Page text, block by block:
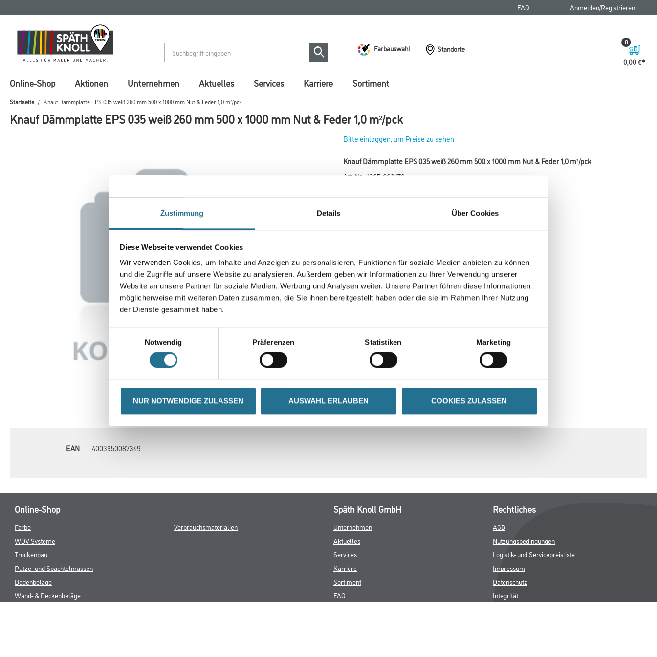
Zustimmung Details Über Cookies
Diese Webseite verwendet Cookies
Wir verwenden Cookies, um Inhalte und Anzeigen zu personalisieren, Funktionen für soziale Medien anbieten zu können
und die Zugriffe auf unsere Website zu analysieren. Außerdem geben wir Informationen zu Ihrer Verwendung unserer
Website an unsere Partner für soziale Medien, Werbung und Analysen weiter. Unsere Partner führen diese Informationen
möglicherweise mit weiteren Daten zusammen, die Sie ihnen bereitgestellt haben oder die sie im Rahmen Ihrer Nutzung
der Dienste gesammelt haben.
Notwendig
Präferenzen Statistiken Marketing
NUR NOTWENDIGE ZULASSEN AUSWAHL ERLAUBEN COOKIES ZULASSEN
springen
springen
FAQ Anmelden/Registrieren
Farbauswahl
Standorte
0,00 €
0
Online-Shop Aktionen Unternehmen Aktuelles Services Karriere Sortiment
Startseite Knauf Dämmplatte EPS 035 weiß 260 mm 500 x 1000 mm Nut & Feder 1,0 m²/pck
Knauf Dämmplatte EPS 035 weiß 260 mm 500 x 1000 mm Nut & Feder 1,0 m²/pck
Bitte einloggen, um Preise zu sehen
Knauf Dämmplatte EPS 035 weiß 260 mm 500 x 1000 mm Nut & Feder 1,0 m²/pck
Art-Nr.: 1065-003179
CURRENT
TAB:
ZUSATZINFOS GEFAHRENHINWEISE
EAN 4003950087349
Online-Shop
Farbe
WDV-Systeme
Trockenbau
Putze- und Spachtelmassen
Bodenbeläge
Wand- & Deckenbeläge
Verbrauchsmaterialien
Späth Knoll GmbH
Unternehmen
Aktuelles
Services
Karriere
Sortiment
FAQ
Rechtliches
AGB
Nutzungsbedingungen
Logistik- und Servicepreisliste
Impressum
Datenschutz
Integrität